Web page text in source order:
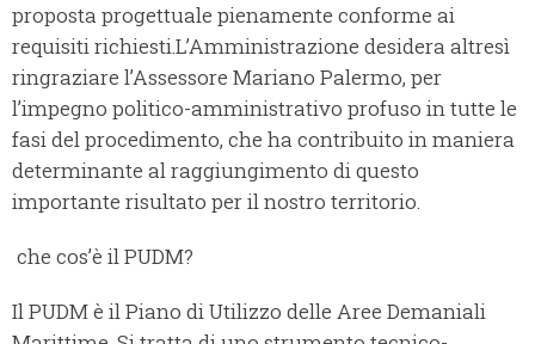
proposta progettuale pienamente conforme ai
requisiti richiesti.L’Amministrazione desidera altresì
ringraziare l’Assessore Mariano Palermo, per
l’impegno politico-amministrativo profuso in tutte le
fasi del procedimento, che ha contribuito in maniera
determinante al raggiungimento di questo
importante risultato per il nostro territorio.
che cos’è il PUDM?
Il PUDM è il Piano di Utilizzo delle Aree Demaniali